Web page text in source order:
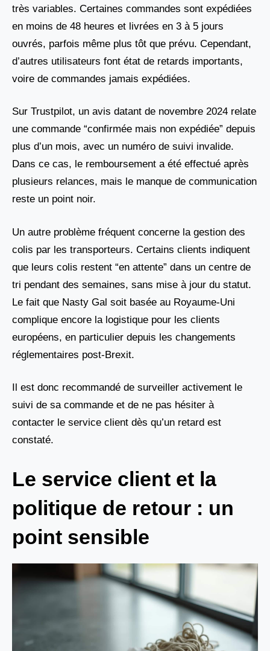
très variables. Certaines commandes sont expédiées
en moins de 48 heures et livrées en 3 à 5 jours
ouvrés, parfois même plus tôt que prévu. Cependant,
d’autres utilisateurs font état de retards importants,
voire de commandes jamais expédiées.
Sur Trustpilot, un avis datant de novembre 2024 relate
une commande “confirmée mais non expédiée” depuis
plus d’un mois, avec un numéro de suivi invalide.
Dans ce cas, le remboursement a été effectué après
plusieurs relances, mais le manque de communication
reste un point noir.
Un autre problème fréquent concerne la gestion des
colis par les transporteurs. Certains clients indiquent
que leurs colis restent “en attente” dans un centre de
tri pendant des semaines, sans mise à jour du statut.
Le fait que Nasty Gal soit basée au Royaume-Uni
complique encore la logistique pour les clients
européens, en particulier depuis les changements
réglementaires post-Brexit.
Il est donc recommandé de surveiller activement le
suivi de sa commande et de ne pas hésiter à
contacter le service client dès qu’un retard est
constaté.
Le service client et la
politique de retour : un
point sensible